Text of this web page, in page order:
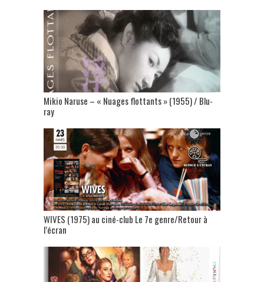
Mikio Naruse – « Nuages flottants » (1955) / Blu-
ray
WIVES (1975) au ciné-club Le 7e genre/Retour à
l’écran